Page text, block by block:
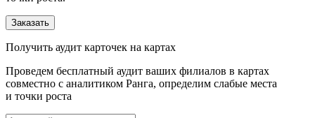
Заказать
Получить аудит карточек на картах
Проведем бесплатный аудит ваших филиалов в картах
совместно с аналитиком Ранга, определим слабые места
и точки роста